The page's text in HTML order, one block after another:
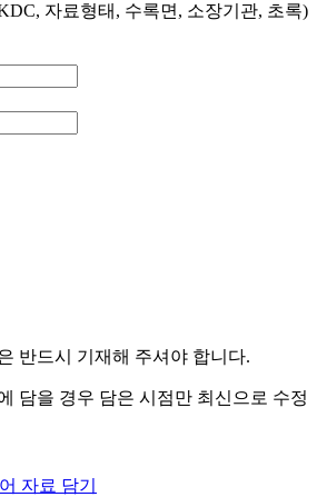
자료형태, 수록면, 소장기관, 초록)
반드시 기재해 주셔야 합니다.
담을 경우 담은 시점만 최신으로 수정
자료 담기